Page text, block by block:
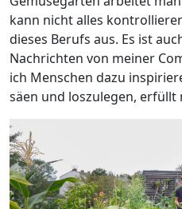
kann nicht alles
dieses Berufs aus. Es ist
Nachrichten von meiner
ich Menschen dazu
säen und loszulegen, erfüllt